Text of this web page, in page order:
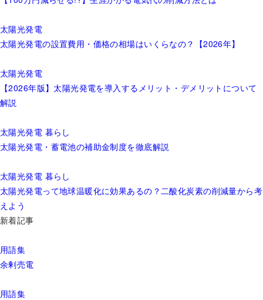
太陽光発電
太陽光発電の設置費用・価格の相場はいくらなの？【2026年】
太陽光発電
【2026年版】太陽光発電を導入するメリット・デメリットについて
解説
太陽光発電 暮らし
太陽光発電・蓄電池の補助金制度を徹底解説
太陽光発電 暮らし
太陽光発電って地球温暖化に効果あるの？二酸化炭素の削減量から考
えよう
新着記事
用語集
余剰売電
用語集